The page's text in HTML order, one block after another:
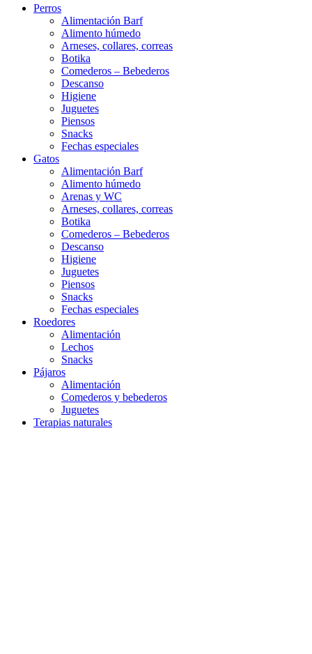
Perros
Alimentación Barf
Alimento húmedo
Arneses, collares, correas
Botika
Comederos – Bebederos
Descanso
Higiene
Juguetes
Piensos
Snacks
Fechas especiales
Gatos
Alimentación Barf
Alimento húmedo
Arenas y WC
Arneses, collares, correas
Botika
Comederos – Bebederos
Descanso
Higiene
Juguetes
Piensos
Snacks
Fechas especiales
Roedores
Alimentación
Lechos
Snacks
Pájaros
Alimentación
Comederos y bebederos
Juguetes
Terapias naturales